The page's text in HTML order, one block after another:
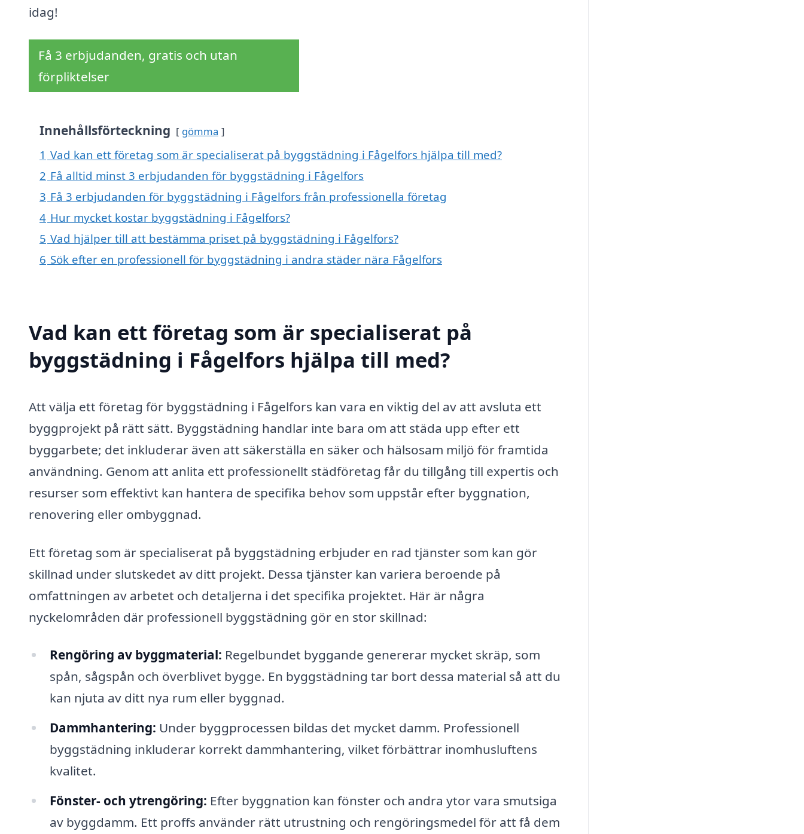
idag!
Få 3 erbjudanden, gratis och utan
förpliktelser
Innehållsförteckning gömma
1 Vad kan ett företag som är specialiserat på byggstädning i Fågelfors hjälpa till med?
2 Få alltid minst 3 erbjudanden för byggstädning i Fågelfors
3 Få 3 erbjudanden för byggstädning i Fågelfors från professionella företag
4 Hur mycket kostar byggstädning i Fågelfors?
5 Vad hjälper till att bestämma priset på byggstädning i Fågelfors?
6 Sök efter en professionell för byggstädning i andra städer nära Fågelfors
Vad kan ett företag som är specialiserat på
byggstädning i Fågelfors hjälpa till med?
Att välja ett företag för byggstädning i Fågelfors kan vara en viktig del av att avsluta ett
byggprojekt på rätt sätt. Byggstädning handlar inte bara om att städa upp efter ett
byggarbete; det inkluderar även att säkerställa en säker och hälsosam miljö för framtida
användning. Genom att anlita ett professionellt städföretag får du tillgång till expertis och
resurser som effektivt kan hantera de specifika behov som uppstår efter byggnation,
renovering eller ombyggnad.
Ett företag som är specialiserat på byggstädning erbjuder en rad tjänster som kan gör
skillnad under slutskedet av ditt projekt. Dessa tjänster kan variera beroende på
omfattningen av arbetet och detaljerna i det specifika projektet. Här är några
nyckelområden där professionell byggstädning gör en stor skillnad:
Rengöring av byggmaterial: Regelbundet byggande genererar mycket skräp, som
spån, sågspån och överblivet bygge. En byggstädning tar bort dessa material så att du
kan njuta av ditt nya rum eller byggnad.
Dammhantering: Under byggprocessen bildas det mycket damm. Professionell
byggstädning inkluderar korrekt dammhantering, vilket förbättrar inomhusluftens
kvalitet.
Fönster- och ytrengöring: Efter byggnation kan fönster och andra ytor vara smutsiga
av byggdamm. Ett proffs använder rätt utrustning och rengöringsmedel för att få dem